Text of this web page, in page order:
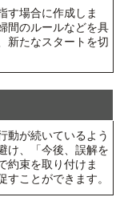
す場合に作成しま
間のルールなどを具
新たなスタートを切
動が続いているよう
け、「今後、誤解を
約束を取り付けま
ことができます。